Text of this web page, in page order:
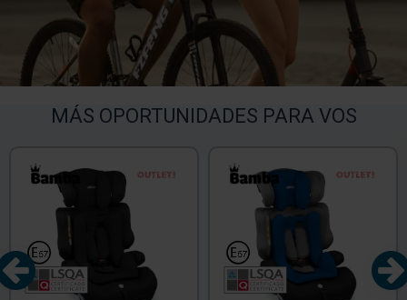
MÁS OPORTUNIDADES PARA VOS
OUT
TEXTTRAN
TEX
OUT
TEXTTRAN
TEX